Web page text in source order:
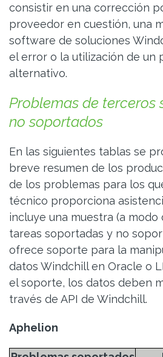
consistir en una corrección
proveedor en cuestión, una
software de soluciones
el error o la utilización de un
alternativo.
Problemas de terceros
no soportados
En las siguientes tablas se
breve resumen de los
de los problemas para los
técnico proporciona
incluye una muestra (a
tareas soportadas y no
ofrece soporte para la
datos Windchill en Oracle o
el soporte, los datos deben
través de API de Windchill.
Aphelion